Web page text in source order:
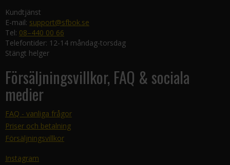
Kundtjänst
E-mail: support@sfbok.se
Tel: 08–440 00 66
Telefontider: 12-14 måndag-torsdag
Stängt helger
Försäljningsvillkor, FAQ & sociala
medier
FAQ - vanliga frågor
Priser och betalning
Försäljningsvillkor
Instagram